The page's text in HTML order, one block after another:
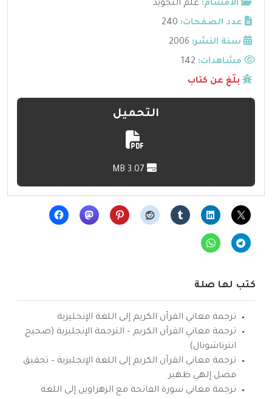
الأقسام: علم التجويد
عدد الصفحات: 240
سنة النشر: 2006
مشاهدات:
بلّغ عن كتاب
التحميل
كتب لها صلة
ترجمة معاني القرآن الكريم إلى اللغة الإنجليزية
ترجمة معاني القرآن الكريم – الترجمة الإنجليزية (صحيح
انترناشونال)
ترجمة معاني القرآن الكريم إلى اللغة الإنجليزية – تحقيق
فضل إلهي ظهير
ترجمة معاني سورة الفاتحة مع الزهراوين إلى اللغة